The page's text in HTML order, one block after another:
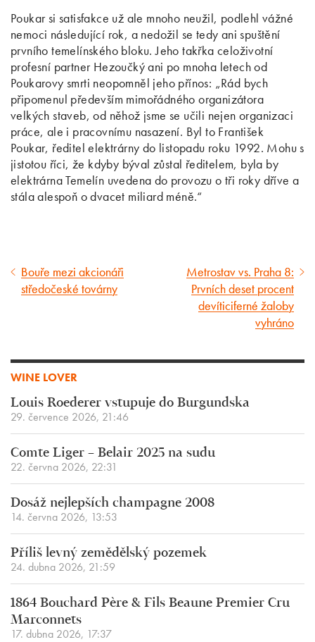
Poukar si satisfakce už ale mnoho neužil, podlehl vážné
nemoci následující rok, a nedožil se tedy ani spuštění
prvního temelínského bloku. Jeho takřka celoživotní
profesní partner Hezoučký ani po mnoha letech od
Poukarovy smrti neopomněl jeho přínos: „Rád bych
připomenul především mimořádného organizátora
velkých staveb, od něhož jsme se učili nejen organizaci
práce, ale i pracovnímu nasazení. Byl to František
Poukar, ředitel elektrárny do listopadu roku 1992. Mohu s
jistotou říci, že kdyby býval zůstal ředitelem, byla by
elektrárna Temelín uvedena do provozu o tři roky dříve a
stála alespoň o dvacet miliard méně.“
Předcházející
článek
Bouře mezi akcionáři
středočeské továrny
Následující
článek
Metrostav vs. Praha 8:
Prvních deset procent
devíticiferné žaloby
vyhráno
WINE LOVER
Louis Roederer vstupuje do Burgundska
29. července 2026, 21:46
Comte Liger – Belair 2025 na sudu
22. června 2026, 22:31
Dosáž nejlepších champagne 2008
14. června 2026, 13:53
Příliš levný zemědělský pozemek
24. dubna 2026, 21:59
1864 Bouchard Père & Fils Beaune Premier Cru
Marconnets
17. dubna 2026, 17:37